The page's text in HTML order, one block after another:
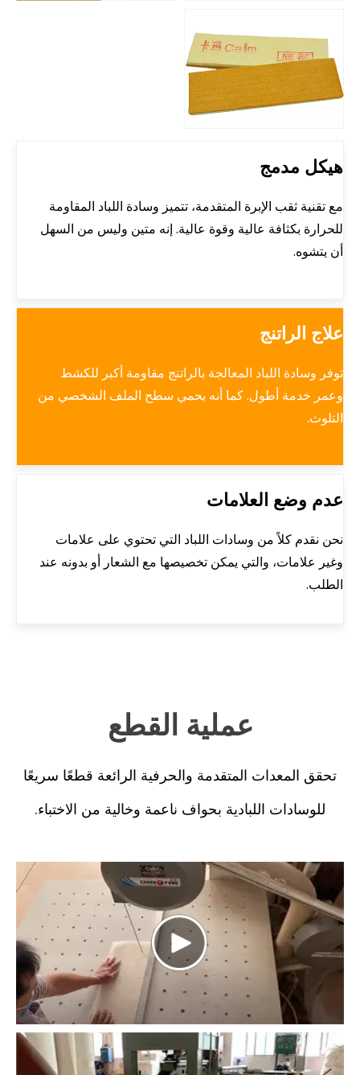
هيكل مدمج
مع تقنية ثقب الإبرة المتقدمة، تتميز وسادة اللباد المقاومة
للحرارة بكثافة عالية وقوة عالية. إنه متين وليس من السهل
أن يتشوه.
علاج الراتنج
توفر وسادة اللباد المعالجة بالراتنج مقاومة أكبر للكشط
وعمر خدمة أطول. كما أنه يحمي سطح الملف الشخصي من
التلوث.
عدم وضع العلامات
نحن نقدم كلاً من وسادات اللباد التي تحتوي على علامات
وغير علامات، والتي يمكن تخصيصها مع الشعار أو بدونه عند
الطلب.
عملية القطع
تحقق المعدات المتقدمة والحرفية الرائعة قطعًا سريعًا
للوسادات اللبادية بحواف ناعمة وخالية من الاختباء.